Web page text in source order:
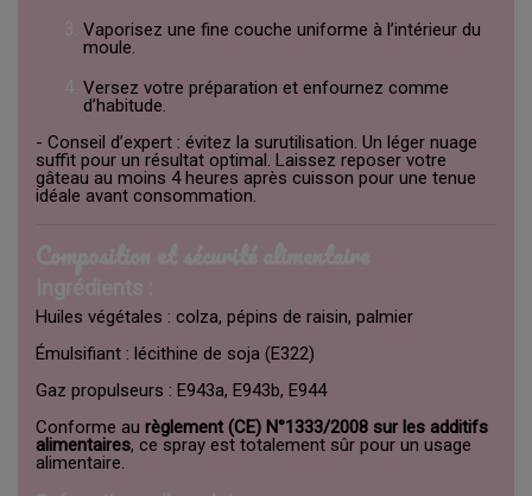
Vaporisez une fine couche uniforme à l’intérieur du
moule.
Versez votre préparation et enfournez comme
d’habitude.
- Conseil d’expert : évitez la surutilisation. Un léger nuage
suffit pour un résultat optimal. Laissez reposer votre
gâteau au moins 4 heures après cuisson pour une tenue
idéale avant consommation.
Huiles végétales : colza, pépins de raisin, palmier
Émulsifiant : lécithine de soja (E322)
Gaz propulseurs : E943a, E943b, E944
Conforme au règlement (CE) N°1333/2008 sur les additifs
alimentaires, ce spray est totalement sûr pour un usage
alimentaire.